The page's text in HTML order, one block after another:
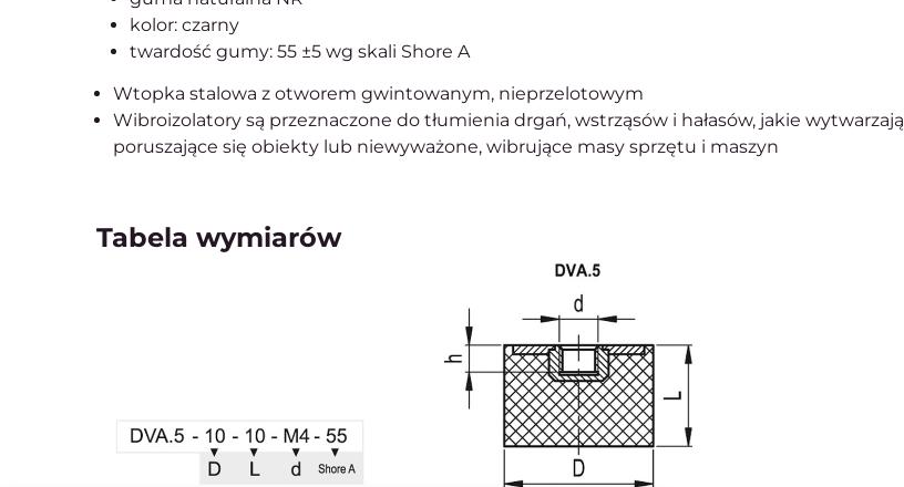
kolor: czarny
twardość gumy: 55 ±5 wg skali Shore A
Wtopka stalowa z otworem gwintowanym, nieprzelotowym
Wibroizolatory są przeznaczone do tłumienia drgań, wstrząsów i hałasów, jakie wytwarzają
poruszające się obiekty lub niewyważone, wibrujące masy sprzętu i maszyn
Tabela wymiarów